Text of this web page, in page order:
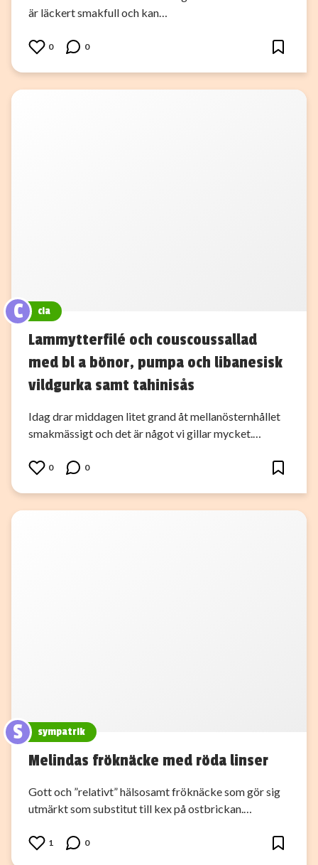
är läckert smakfull och kan…
0 0
C cia
Lammytterfilé och couscoussallad
med bl a bönor, pumpa och libanesisk
vildgurka samt tahinisås
Idag drar middagen litet grand åt mellanösternhållet
smakmässigt och det är något vi gillar mycket.…
0 0
S sympatrik
Melindas fröknäcke med röda linser
Gott och ”relativt” hälsosamt fröknäcke som gör sig
utmärkt som substitut till kex på ostbrickan.…
1 0